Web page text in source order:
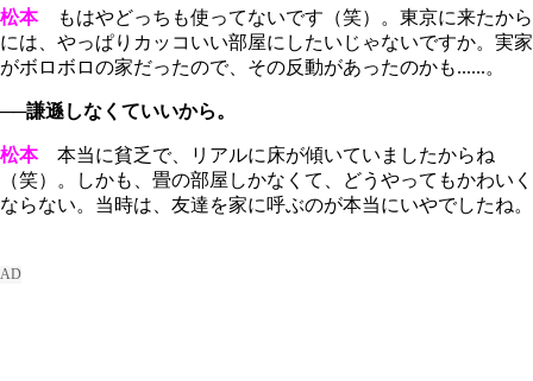
松本もはやどっちも使ってないです（笑）。東京に来たから
には、やっぱりカッコいい部屋にしたいじゃないですか。実家
がボロボロの家だったので、その反動があったのかも......。
──謙遜しなくていいから。
松本本当に貧乏で、リアルに床が傾いていましたからね
（笑）。しかも、畳の部屋しかなくて、どうやってもかわいく
ならない。当時は、友達を家に呼ぶのが本当にいやでしたね。